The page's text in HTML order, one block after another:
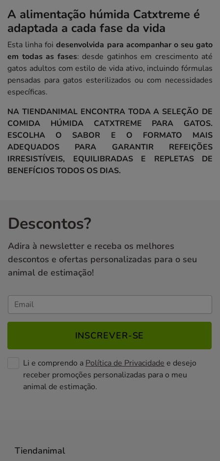
A alimentação húmida Catxtreme é
adaptada a cada fase da vida
Esta linha foidesenvolvida para acompanhar o seu gato
em todas as fases: desde gatinhos em crescimento até
gatos adultos com estilo de vida ativo, incluindo fórmulas
pensadas para gatos esterilizados ou com necessidades
específicas.
NA TIENDANIMAL ENCONTRA TODA A SELEÇÃO DE
COMIDA HÚMIDA CATXTREME PARA GATOS.
ESCOLHA O SABOR E O FORMATO MAIS
ADEQUADOS PARA GARANTIR REFEIÇÕES
IRRESISTÍVEIS, EQUILIBRADAS E REPLETAS DE
BENEFÍCIOS TODOS OS DIAS.
Descontos?
Adira à newsletter e receba os melhores
descontos e ofertas personalizadas para o seu
animal de estimação!
INSCREVER-SE
Li e comprendo a Política de Privacidade e desejo
receber promoções personalizadas para o meu
animal de estimação.
Tiendanimal